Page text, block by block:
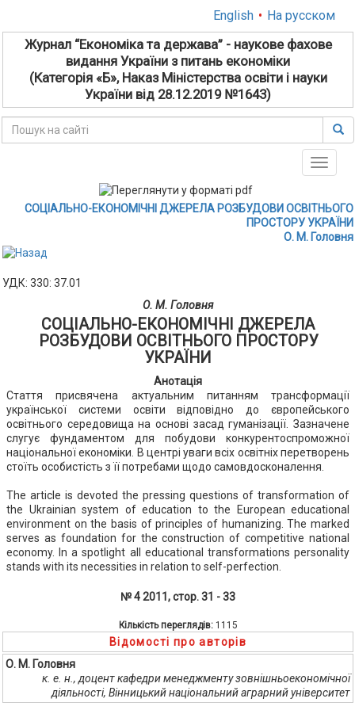
English • На русском
Журнал “Економіка та держава” - наукове фахове
видання України з питань економіки
(Категорія «Б», Наказ Міністерства освіти і науки
України від 28.12.2019 №1643)
Toggle
СОЦІАЛЬНО-ЕКОНОМІЧНІ ДЖЕРЕЛА РОЗБУДОВИ ОСВІТНЬОГО
ПРОСТОРУ УКРАЇНИ
О. М. Головня
УДК: 330: 37.01
О. М. Головня
СОЦІАЛЬНО-ЕКОНОМІЧНІ ДЖЕРЕЛА
РОЗБУДОВИ ОСВІТНЬОГО ПРОСТОРУ
УКРАЇНИ
Анотація
Стаття присвячена актуальним питанням трансформації
української системи освіти відповідно до європейського
освітнього середовища на основі засад гуманізації. Зазначене
слугує фундаментом для побудови конкурентоспроможної
національної економіки. В центрі уваги всіх освітніх перетворень
стоїть особистість з її потребами щодо самовдосконалення.
The article is devoted the pressing questions of transformation of
the Ukrainian system of education to the European educational
environment on the basis of principles of humanizing. The marked
serves as foundation for the construction of competitive national
economy. In a spotlight all educational transformations personality
stands with its necessities in relation to self-perfection.
№ 4 2011, стор. 31 - 33
Кількість переглядів: 1115
Відомості про авторів
О. М. Головня
к. е. н., доцент кафедри менеджменту зовнішньоекономічної
діяльності, Вінницький національний аграрний університет